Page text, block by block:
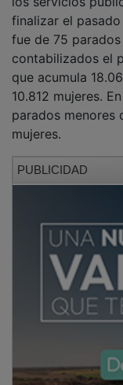
finalizar el
fue de 75
contabilizados el
que acumula
10.812 mujeres.
parados menores
mujeres.